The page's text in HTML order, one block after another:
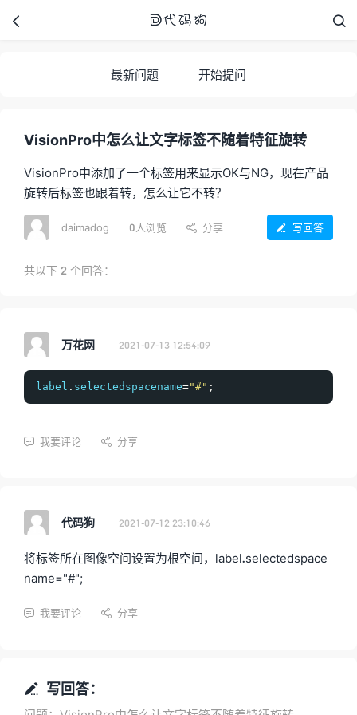

 
最新问题 开始提问
VisionPro中怎么让文字标签不随着特征旋转
VisionPro中添加了一个标签用来显示OK与NG，现在产品
旋转后标签也跟着转，怎么让它不转？
daimadog 0人浏览  分享  写回答
共以下 2 个回答：
万花网 2021-07-13 12:54:09
label . selectedspacename="#" ;
 我要评论  分享
代码狗 2021-07-12 23:10:46
将标签所在图像空间设置为根空间，label.selectedspace
name="#";
 我要评论  分享
 写回答：